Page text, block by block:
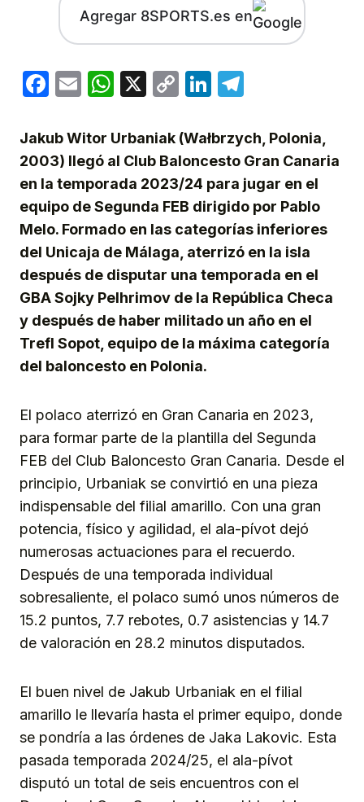
Agregar 8SPORTS.es en
Facebook
EmailWhatsApp
X
CopyLinkedIn
Jakub Witor Urbaniak (Wałbrzych, Polonia,
2003) llegó al Club Baloncesto Gran Canaria
en la temporada 2023/24 para jugar en el
equipo de Segunda FEB dirigido por Pablo
Melo. Formado en las categorías inferiores
del Unicaja de Málaga, aterrizó en la isla
después de disputar una temporada en el
GBA Sojky Pelhrimov de la República Checa
y después de haber militado un año en el
Trefl Sopot, equipo de la máxima categoría
del baloncesto en Polonia.
El polaco aterrizó en Gran Canaria en 2023,
para formar parte de la plantilla del Segunda
FEB del Club Baloncesto Gran Canaria. Desde el
principio, Urbaniak se convirtió en una pieza
indispensable del filial amarillo. Con una gran
potencia, físico y agilidad, el ala-pívot dejó
numerosas actuaciones para el recuerdo.
Después de una temporada individual
sobresaliente, el polaco sumó unos números de
15.2 puntos, 7.7 rebotes, 0.7 asistencias y 14.7
de valoración en 28.2 minutos disputados.
El buen nivel de Jakub Urbaniak en el filial
amarillo le llevaría hasta el primer equipo, donde
se pondría a las órdenes de Jaka Lakovic. Esta
pasada temporada 2024/25, el ala-pívot
disputó un total de seis encuentros con el